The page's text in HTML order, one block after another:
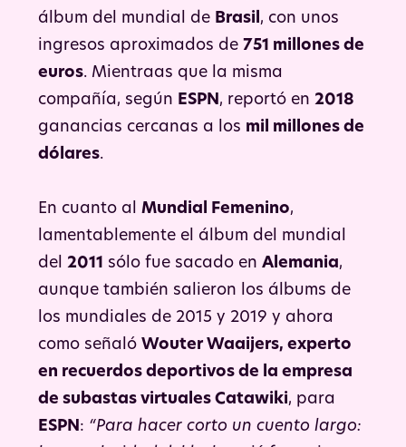
álbum del mundial de Brasil , con unos
ingresos aproximados de 751 millones de
euros. Mientraas que la misma
compañía, según ESPN , reportó en 2018
ganancias cercanas a los mil millones de
dólares.
En cuanto al Mundial Femenino,
lamentablemente el álbum del mundial
del 2011 sólo fue sacado en Alemania,
aunque también salieron los álbums de
los mundiales de 2015 y 2019 y ahora
como señaló Wouter Waaijers, experto
en recuerdos deportivos de la empresa
de subastas virtuales Catawiki, para
ESPN : “Para hacer corto un cuento largo: